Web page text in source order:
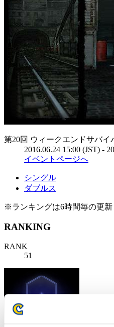
第20回 ウィークエンドサバイ
2016.06.24 15:00 (JST) -
イベントページへ
シングル
ダブルス
※ランキングは6時間毎の更新
RANKING
RANK
51